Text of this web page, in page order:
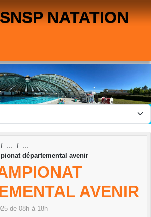
NATATION
départemental avenir
AVENIR
de 08h à 18h
cookies